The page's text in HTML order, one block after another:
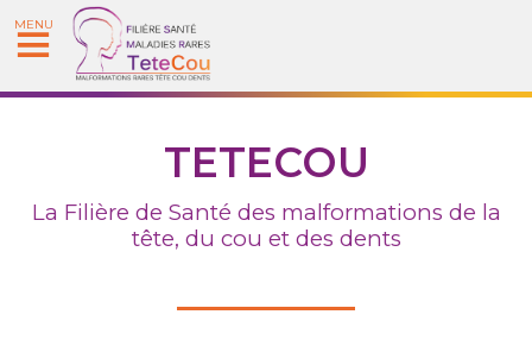
MENU
TETECOU
La Filière de Santé des malformations de la
tête, du cou et des dents